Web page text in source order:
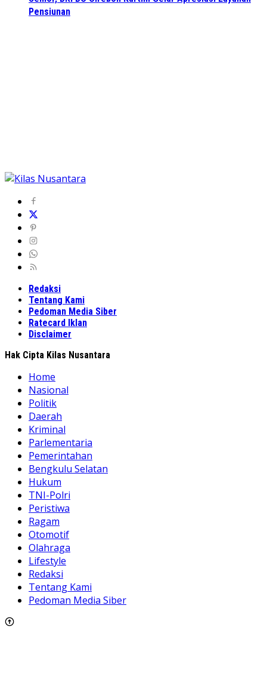
Pensiunan
Redaksi
Tentang Kami
Pedoman Media Siber
Ratecard Iklan
Disclaimer
Hak Cipta Kilas Nusantara
Home
Nasional
Politik
Daerah
Kriminal
Parlementaria
Pemerintahan
Bengkulu Selatan
Hukum
TNI-Polri
Peristiwa
Ragam
Otomotif
Olahraga
Lifestyle
Redaksi
Tentang Kami
Pedoman Media Siber